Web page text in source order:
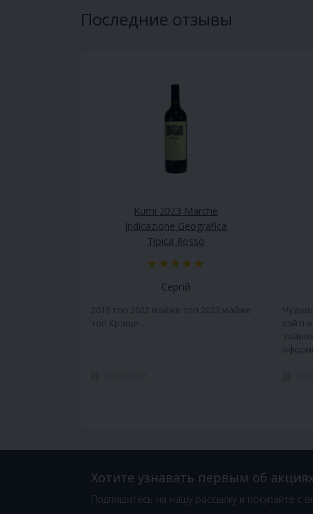
Последние отзывы
Kurni 2023 Marche
Indicazione Geografica
Tipica Rosso
Сергій
2019 топ 2022 майже топ 2023 майже
топ Краще ..
сайті
Хотите узнавать первым об
Подпишитесь на нашу рассылку и покупайте с